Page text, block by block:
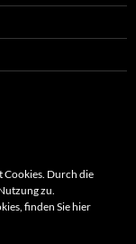
Cookies. Durch die
zu.
finden Sie hier